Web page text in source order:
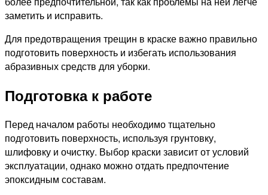
заметить и исправить.
Для предотвращения трещин в краске важно правильно
подготовить поверхность и избегать использования
абразивных средств для уборки.
Подготовка к работе
Перед началом работы необходимо тщательно
подготовить поверхность, используя грунтовку,
шлифовку и очистку. Выбор краски зависит от условий
эксплуатации, однако можно отдать предпочтение
эпоксидным составам.